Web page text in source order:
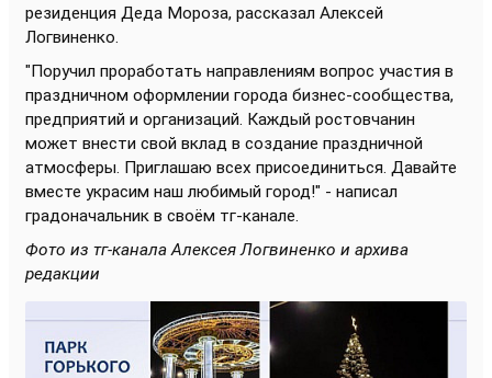
резиденция Деда Мороза, рассказал Алексей
Логвиненко.
"Поручил проработать направлениям вопрос участия в
праздничном оформлении города бизнес-сообщества,
предприятий и организаций. Каждый ростовчанин
может внести свой вклад в создание праздничной
атмосферы. Приглашаю всех присоединиться. Давайте
вместе украсим наш любимый город!" - написал
градоначальник в своём тг-канале.
Фото из тг-канала Алексея Логвиненко и архива
редакции